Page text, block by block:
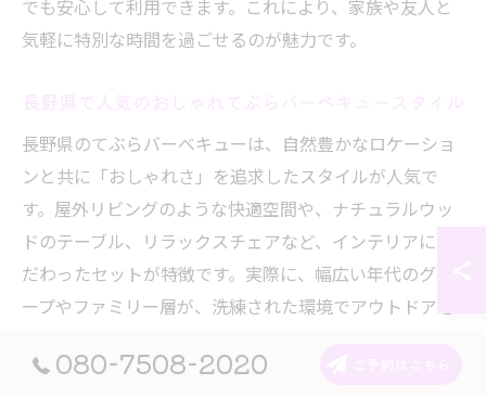
でも安心して利用できます。これにより、家族や友人と
気軽に特別な時間を過ごせるのが魅力です。
長野県のてぶらバーベキューは、自然豊かなロケーショ
ンと共に「おしゃれさ」を追求したスタイルが人気で
す。屋外リビングのような快適空間や、ナチュラルウッ
ドのテーブル、リラックスチェアなど、インテリアにこ
だわったセットが特徴です。実際に、幅広い年代のグル
ープやファミリー層が、洗練された環境でアウトドアを
適な選択肢です。
080-7508-2020